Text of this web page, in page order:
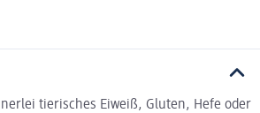
tierisches Eiweiß, Gluten, Hefe oder